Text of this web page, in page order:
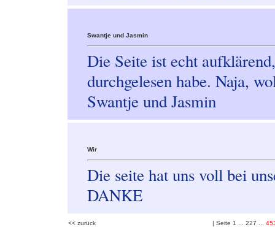
Swantje und Jasmin
Die Seite ist echt
durchgelesen habe. Naja,
Swantje und Jasmin
Wir
Die seite hat uns voll bei
DANKE
<< zurück | Seite 1 227